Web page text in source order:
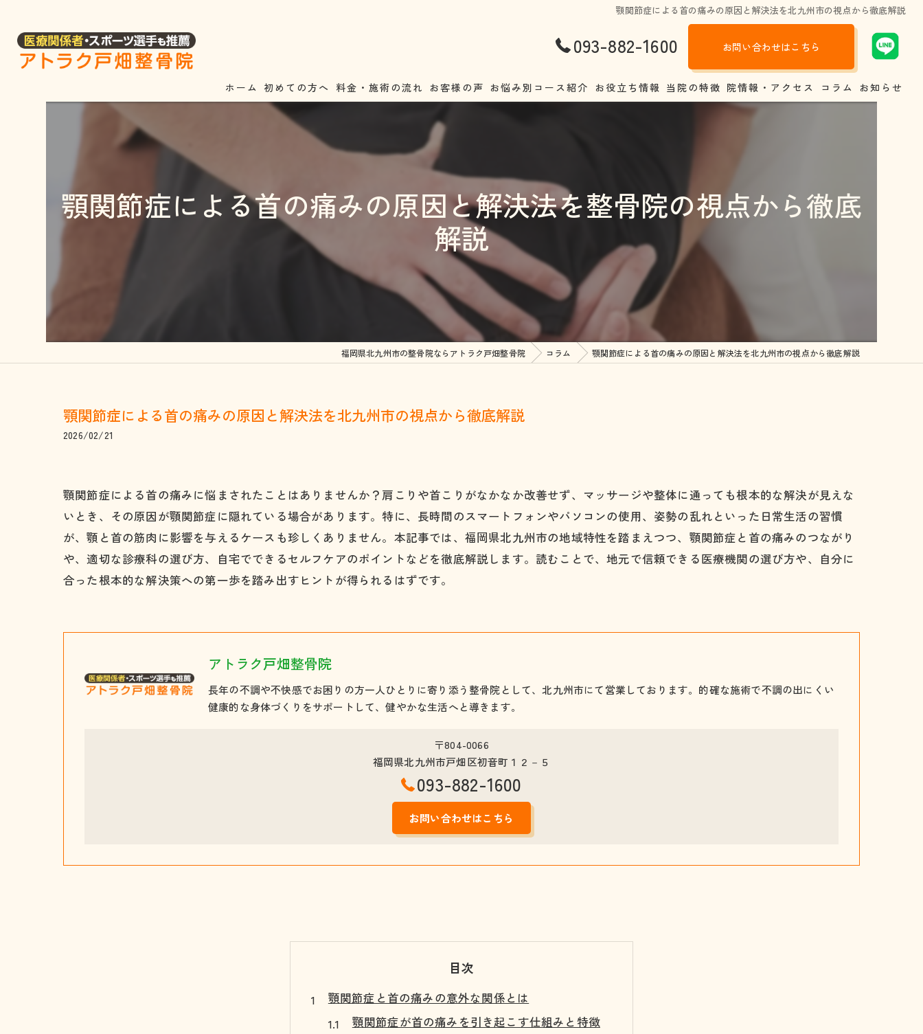
顎関節症による首の痛みの原因と解決法を北九州市の視点から徹底解説
093-882-1600 お問い合わせはこちら
ホーム 初めての方へ 料金・施術の流れ お客様の声 お悩み別コース紹介
ストレートネック
耳鳴り・めまい
自律神経失調症
顎関節症
四十肩・五十肩
ヘルニア
腰椎分離すべり症
ぎっくり腰
股関節痛・変形性股関節症
その他
お役立ち情報
正しい靴選び
妊娠中、産後いつから整体は受けられるの？
整体のあれこれ
整体にはどんな効果があるの？？
美容について…
当院の特徴
交通事故
四十肩
院情報・アクセス コラム お知らせ
顎関節症による首の痛みの原因と解決法を整骨院の視点から徹底
解説
福岡県北九州市の整骨院ならアトラク戸畑整骨院 コラム 顎関節症による首の痛みの原因と解決法を北九州市の視点から徹底解説
顎関節症による首の痛みの原因と解決法を北九州市の視点から徹底解説
2026/02/21
顎関節症による首の痛みに悩まされたことはありませんか？肩こりや首こりがなかなか改善せず、マッサージや整体に通っても根本的な解決が見えな
いとき、その原因が顎関節症に隠れている場合があります。特に、長時間のスマートフォンやパソコンの使用、姿勢の乱れといった日常生活の習慣
が、顎と首の筋肉に影響を与えるケースも珍しくありません。本記事では、福岡県北九州市の地域特性を踏まえつつ、顎関節症と首の痛みのつながり
や、適切な診療科の選び方、自宅でできるセルフケアのポイントなどを徹底解説します。読むことで、地元で信頼できる医療機関の選び方や、自分に
合った根本的な解決策への第一歩を踏み出すヒントが得られるはずです。
アトラク戸畑整骨院
長年の不調や不快感でお困りの方一人ひとりに寄り添う整骨院として、北九州市にて営業しております。的確な施術で不調の出にくい
健康的な身体づくりをサポートして、健やかな生活へと導きます。
〒804-0066
福岡県北九州市戸畑区初音町１２－５
093-882-1600
お問い合わせはこちら
目次
顎関節症と首の痛みの意外な関係とは
顎関節症が首の痛みを引き起こす仕組みと特徴